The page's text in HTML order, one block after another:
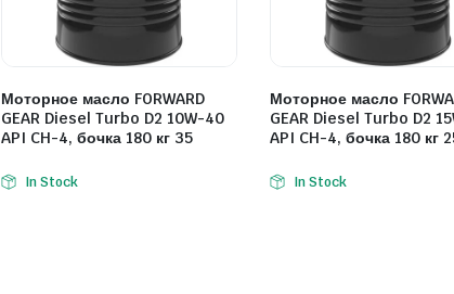
Моторное масло FORWARD
GEAR Diesel Turbo D2 10W-40
API CH-4, бочка 180 кг 35
In Stock
Моторное масло
GEAR Diesel Turbo D2
API CH-4, бочка 180 кг
In Stock